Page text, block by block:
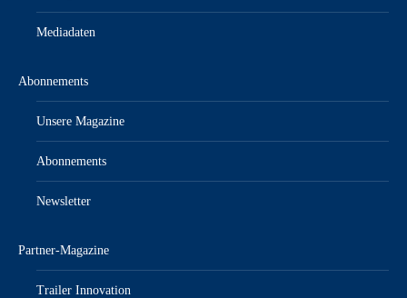
Mediadaten
Abonnements
Unsere Magazine
Abonnements
Newsletter
Partner-Magazine
Trailer Innovation